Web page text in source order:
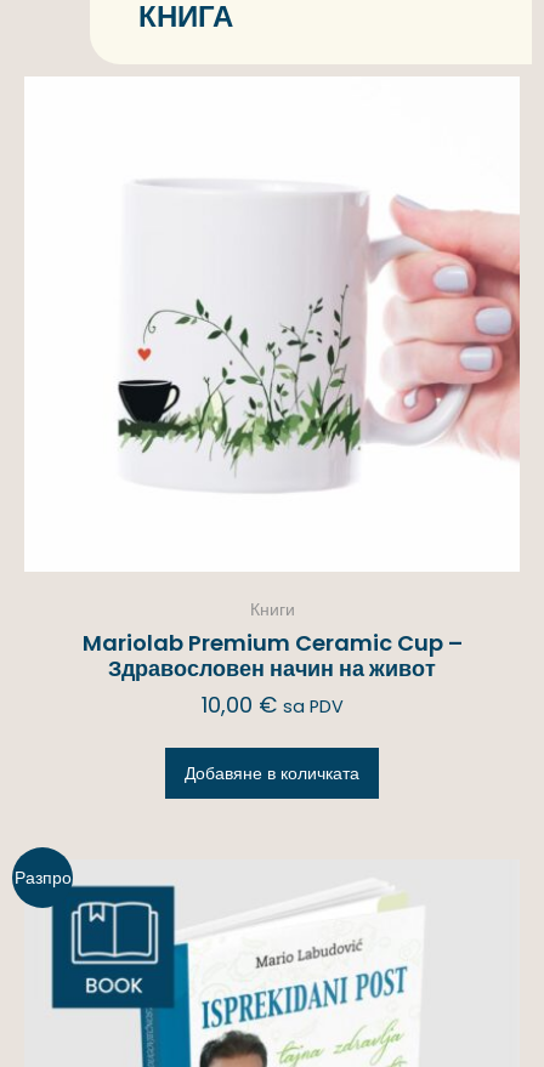
КНИГА
Книги
Mariolab Premium Ceramic Cup –
Здравословен начин на живот
10,00 € sa PDV
Добавяне в количката
Разпро